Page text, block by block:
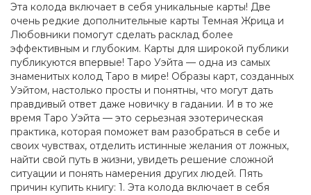
Эта колода включает в себя уникальные карты! Две
очень редкие дополнительные карты Темная Жрица и
Любовники помогут сделать расклад более
эффективным и глубоким. Карты для широкой публики
публикуются впервые! Таро Уэйта — одна из самых
знаменитых колод Таро в мире! Образы карт, созданных
Уэйтом, настолько просты и понятны, что могут дать
правдивый ответ даже новичку в гадании. И в то же
время Таро Уэйта — это серьезная эзотерическая
практика, которая поможет вам разобраться в себе и
своих чувствах, отделить истинные желания от ложных,
найти свой путь в жизни, увидеть решение сложной
ситуации и понять намерения других людей. Пять
причин купить книгу: 1. Эта колода включает в себя